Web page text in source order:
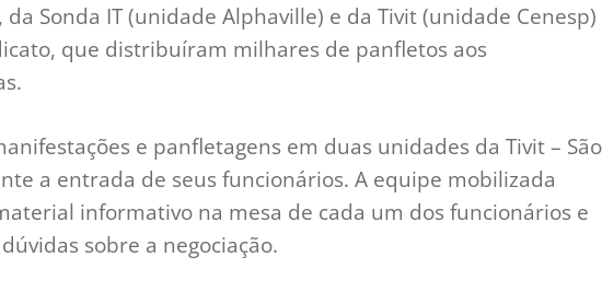
da Sonda IT (unidade Alphaville) e da Tivit (unidade Cenesp)
que distribuíram milhares de panfletos aos
e panfletagens em duas unidades da Tivit – São
a entrada de seus funcionários. A equipe mobilizada
informativo na mesa de cada um dos funcionários e
sobre a negociação.